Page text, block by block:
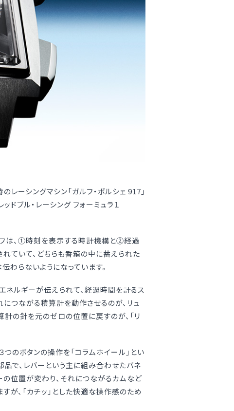
ーシングマシン「ガルフ・ポルシェ 917」
ドブル・レーシング フォーミュラ１
フは、①時刻を表示する時計機構と②経過
れていて、どちらも香箱の中に蓄えられた
わらないようになっています。
ネルギーが伝えられて、経過時間を計るス
につながる積算計を動作させるのが、リュ
計の針を元のゼロの位置に戻すのが、「リ
つのボタンの操作を「コラムホイール」とい
品で、レバーという主に組み合わせたバネ
の位置が変わり、それにつながるカムなど
が、「カチッ」とした快適な操作感のため